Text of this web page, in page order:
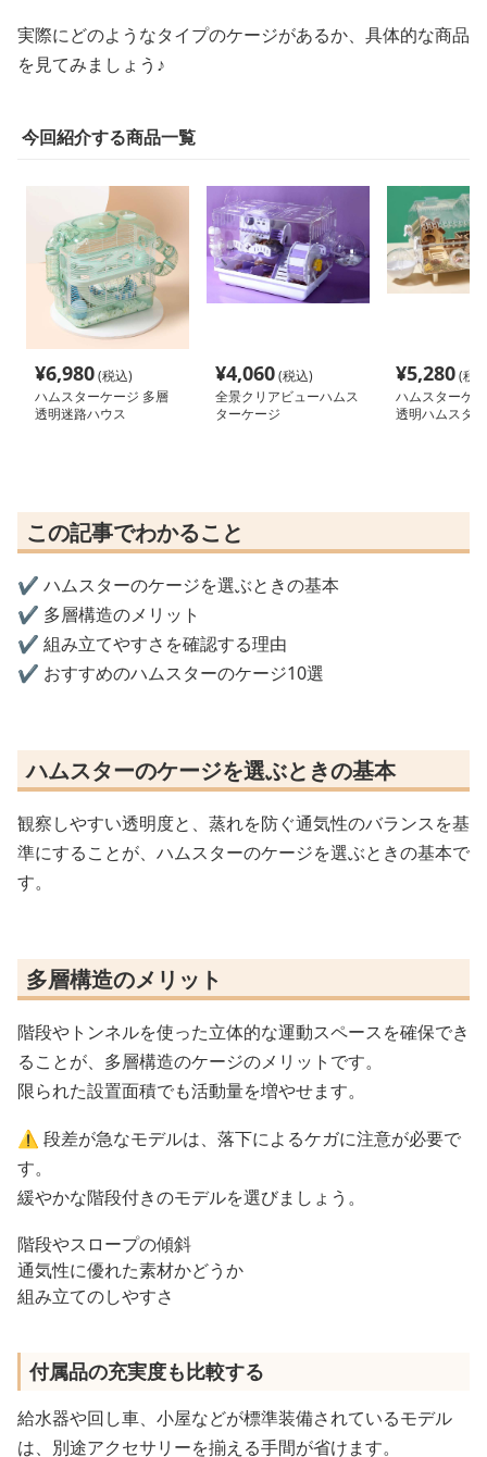
実際にどのようなタイプのケージがあるか、具体的な商品
を見てみましょう♪
今回紹介する商品一覧
¥6,980(税込)
ハムスターケージ 多層
透明迷路ハウス
¥4,060(税込)
全景クリアビューハムス
ターケージ
¥5,280(税
ハムスターケ
透明ハムスタ
この記事でわかること
✔️ ハムスターのケージを選ぶときの基本
✔️ 多層構造のメリット
✔️ 組み立てやすさを確認する理由
✔️ おすすめのハムスターのケージ10選
ハムスターのケージを選ぶときの基本
観察しやすい透明度と、蒸れを防ぐ通気性のバランスを基
準にすることが、ハムスターのケージを選ぶときの基本で
す。
多層構造のメリット
階段やトンネルを使った立体的な運動スペースを確保でき
ることが、多層構造のケージのメリットです。
限られた設置面積でも活動量を増やせます。
⚠️ 段差が急なモデルは、落下によるケガに注意が必要で
す。
緩やかな階段付きのモデルを選びましょう。
階段やスロープの傾斜
通気性に優れた素材かどうか
組み立てのしやすさ
付属品の充実度も比較する
給水器や回し車、小屋などが標準装備されているモデル
は、別途アクセサリーを揃える手間が省けます。